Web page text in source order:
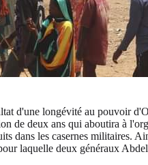
d'une longévité au pouvoir
de deux ans qui aboutira à
dans les casernes militaires.
laquelle deux généraux